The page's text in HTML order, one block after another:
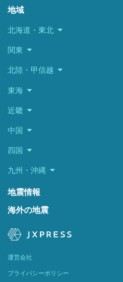
地域
北海道・東北
関東
北陸・甲信越
東海
近畿
中国
四国
九州・沖縄
地震情報
海外の地震
運営会社
プライバシーポリシー